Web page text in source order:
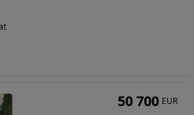
50 700 EUR